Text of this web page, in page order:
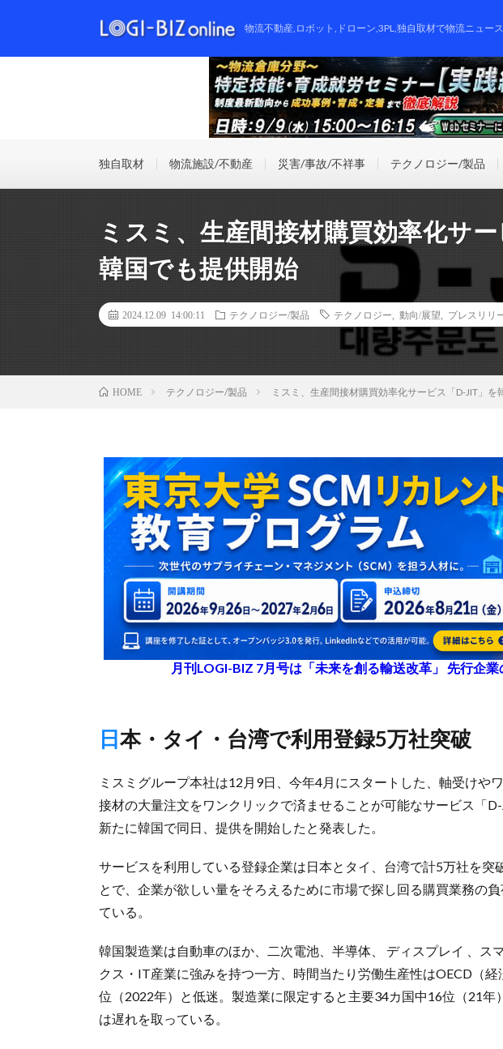
物流不動産,ロボット,ドローン,3PL,独自取材で物流ニュー
独自取材 物流施設/不動産 災害/事故/不祥事 テクノロジー/製品
ミスミ、生産間接材購買効率化サ
韓国でも提供開始
2024.12.09 14:00:11 テクノロジー/製品 テクノロジー 動向/展望 プレスリリ
HOME テクノロジー/製品 ミスミ、生産間接材購買効率化サービス「D-JIT」を
月刊LOGI-BIZ 7月号は「未来を創る輸送改革」 先行企
日本・タイ・台湾で利用登録5万社突破
ミスミグループ本社は12月9日、今年4月にスタートした、軸受けや
接材の大量注文をワンクリックで済ませることが可能なサービス「
新たに韓国で同日、提供を開始したと発表した。
サービスを利用している登録企業は日本とタイ、台湾で計5万社を突
とで、企業が欲しい量をそろえるために市場で探し回る購買業務の
ている。
韓国製造業は自動車のほか、二次電池、半導体、 ディスプレイ 、ス
クス・IT産業に強みを持つ一方、時間当たり労働生産性はOECD（
位（2022年）と低迷。製造業に限定すると主要34カ国中16位（21年
は遅れを取っている。